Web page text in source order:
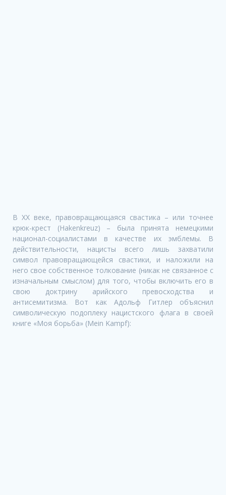
В XX веке, правовращающаяся свастика – или точнee
крюк-крест (Hakenkreuz) – былa принятa немецкими
национал-социалистами в качестве их эмблемы. В
действительности, нацисты всего лишь захватили
символ правовращающейся свастики, и наложили на
него свое собственное толкование (никак не связанное с
изначальным смыслом) для того, чтобы включить его в
свою доктрину арийского превосходства и
антисемитизма. Вот как Адольф Гитлер объяснил
символическую подоплеку нацистского флага в своей
книге «Моя борьба» (Mein Kampf):